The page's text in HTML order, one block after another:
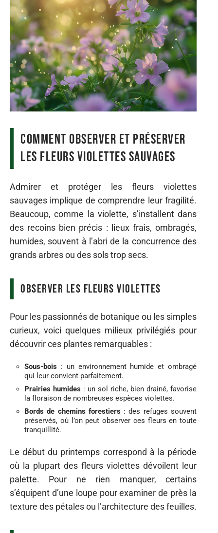
Comment observer et préserver
les fleurs violettes sauvages
Admirer et protéger les fleurs violettes
sauvages implique de comprendre leur fragilité.
Beaucoup, comme la violette, s’installent dans
des recoins bien précis : lieux frais, ombragés,
humides, souvent à l’abri de la concurrence des
grands arbres ou des sols trop secs.
Observer les fleurs violettes
Pour les passionnés de botanique ou les simples
curieux, voici quelques milieux privilégiés pour
découvrir ces plantes remarquables :
Sous-bois : un environnement humide et ombragé
qui leur convient parfaitement.
Prairies humides : un sol riche, bien drainé, favorise
la floraison de nombreuses espèces violettes.
Bords de chemins forestiers : des refuges souvent
préservés, où l’on peut observer ces fleurs en toute
tranquillité.
Le début du printemps correspond à la période
où la plupart des fleurs violettes dévoilent leur
palette. Pour ne rien manquer, certains
s’équipent d’une loupe pour examiner de près la
texture des pétales ou l’architecture des feuilles.